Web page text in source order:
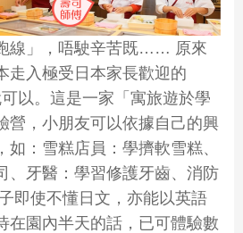
線」，唔駛辛苦既…… 原來
走入極受日本家長歡迎的
以。這是一家「寓旅遊於學
營，小朋友可以依據自己的興
如：雪糕店員：學擠軟雪糕、
、牙醫：學習修護牙齒、消防
即使不懂日文，亦能以英語
在園內半天的話，已可體驗數